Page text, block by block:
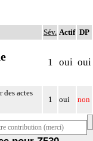
Sév. Actif DP
1 oui oui
des actes
1 oui non